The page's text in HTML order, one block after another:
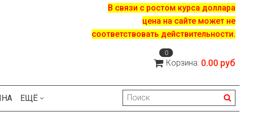
В связи с ростом курса доллара
цена на сайте может не
соответствовать действительности.
0
Корзина: 0.00 руб
ЕЩЁ